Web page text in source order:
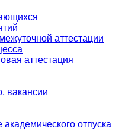
аттестации
аттестация
вакансии
отпуска